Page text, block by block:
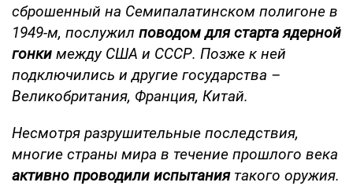
сброшенный на Семипалатинском полигоне в
1949-м, послужил поводом для старта ядерной
гонки между США и СССР. Позже к ней
подключились и другие государства –
Великобритания, Франция, Китай.
Несмотря разрушительные последствия,
многие страны мира в течение прошлого века
активно проводили испытаниятакого оружия.